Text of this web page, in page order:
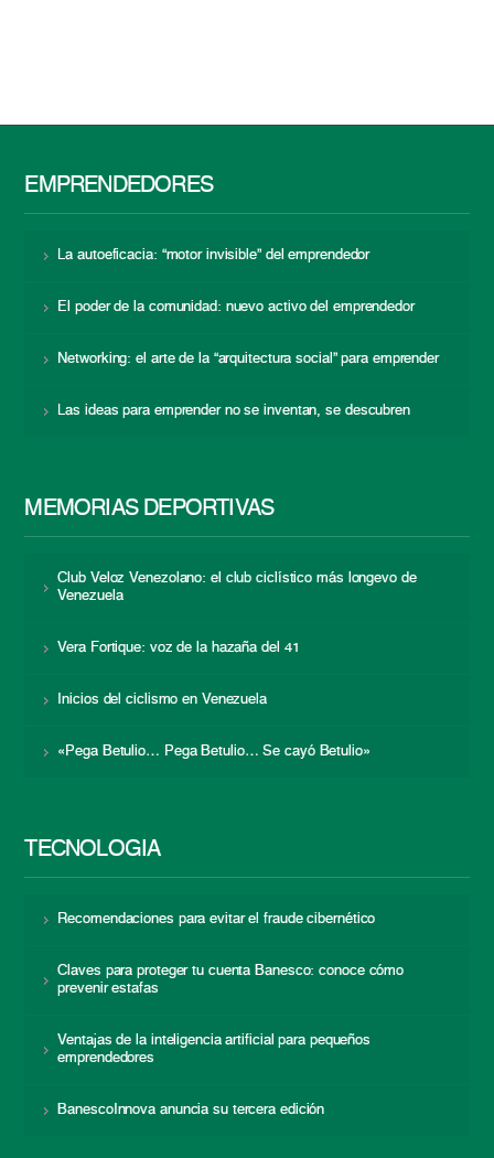
EMPRENDEDORES
La autoeficacia: “motor invisible” del emprendedor
El poder de la comunidad: nuevo activo del emprendedor
Networking: el arte de la “arquitectura social” para emprender
Las ideas para emprender no se inventan, se descubren
MEMORIAS DEPORTIVAS
Club Veloz Venezolano: el club ciclístico más longevo de
Venezuela
Vera Fortique: voz de la hazaña del 41
Inicios del ciclismo en Venezuela
«Pega Betulio… Pega Betulio… Se cayó Betulio»
TECNOLOGÍA
Recomendaciones para evitar el fraude cibernético
Claves para proteger tu cuenta Banesco: conoce cómo
prevenir estafas
Ventajas de la inteligencia artificial para pequeños
emprendedores
BanescoInnova anuncia su tercera edición